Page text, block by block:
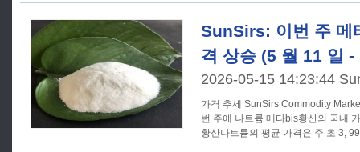
SunSirs: 이번 주 메
격 상승 (5 월 11 일 -
2026-05-15 14:23:44
가격 추세 SunSirs Commodity Market Analysis System 에 따르면, 이
번 주에 나트륨 메타bis황산의 국내
황산나트륨의 평균 가격은 주 초 3,